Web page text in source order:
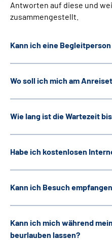
Sozialdienste & Zuweisende
Leichte Sprache
Antworten auf diese und
zusammengestellt.
Kann ich eine
Wo soll ich mich am
Wie lang ist die Wartezeit
Habe ich kostenlosen
Kann ich Besuch
Kann ich mich während
beurlauben lassen?